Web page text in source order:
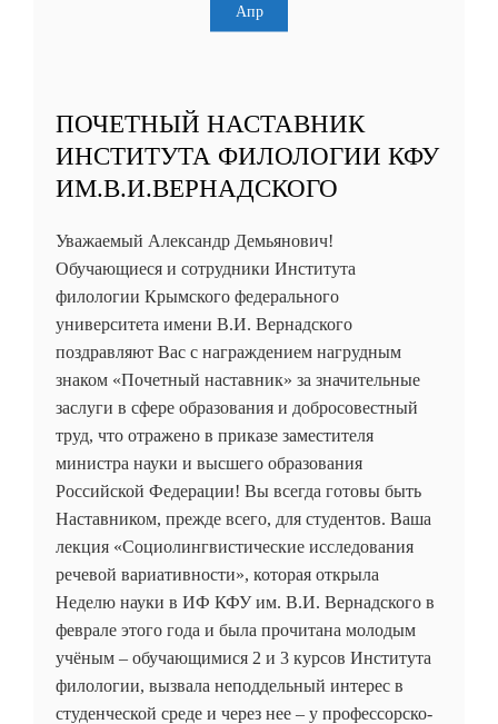
Апр
ПОЧЕТНЫЙ НАСТАВНИК
ИНСТИТУТА ФИЛОЛОГИИ КФУ
ИМ.В.И.ВЕРНАДСКОГО
Уважаемый Александр Демьянович!
Обучающиеся и сотрудники Института
филологии Крымского федерального
университета имени В.И. Вернадского
поздравляют Вас с награждением нагрудным
знаком «Почетный наставник» за значительные
заслуги в сфере образования и добросовестный
труд, что отражено в приказе заместителя
министра науки и высшего образования
Российской Федерации! Вы всегда готовы быть
Наставником, прежде всего, для студентов. Ваша
лекция «Социолингвистические исследования
речевой вариативности», которая открыла
Неделю науки в ИФ КФУ им. В.И. Вернадского в
феврале этого года и была прочитана молодым
учёным – обучающимися 2 и 3 курсов Института
филологии, вызвала неподдельный интерес в
студенческой среде и через нее – у профессорско-